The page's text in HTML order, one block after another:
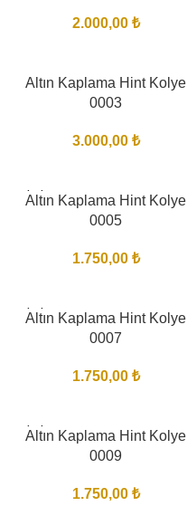
2.000,00 ₺
Altın Kaplama Hint Kolye
0003
3.000,00 ₺
BITTI
Altın Kaplama Hint Kolye
0005
1.750,00 ₺
BITTI
Altın Kaplama Hint Kolye
0007
1.750,00 ₺
BITTI
Altın Kaplama Hint Kolye
0009
1.750,00 ₺